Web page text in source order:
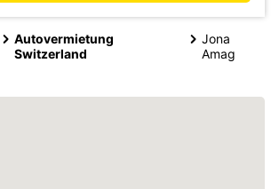
Autovermietung
Switzerland
Jona
Amag